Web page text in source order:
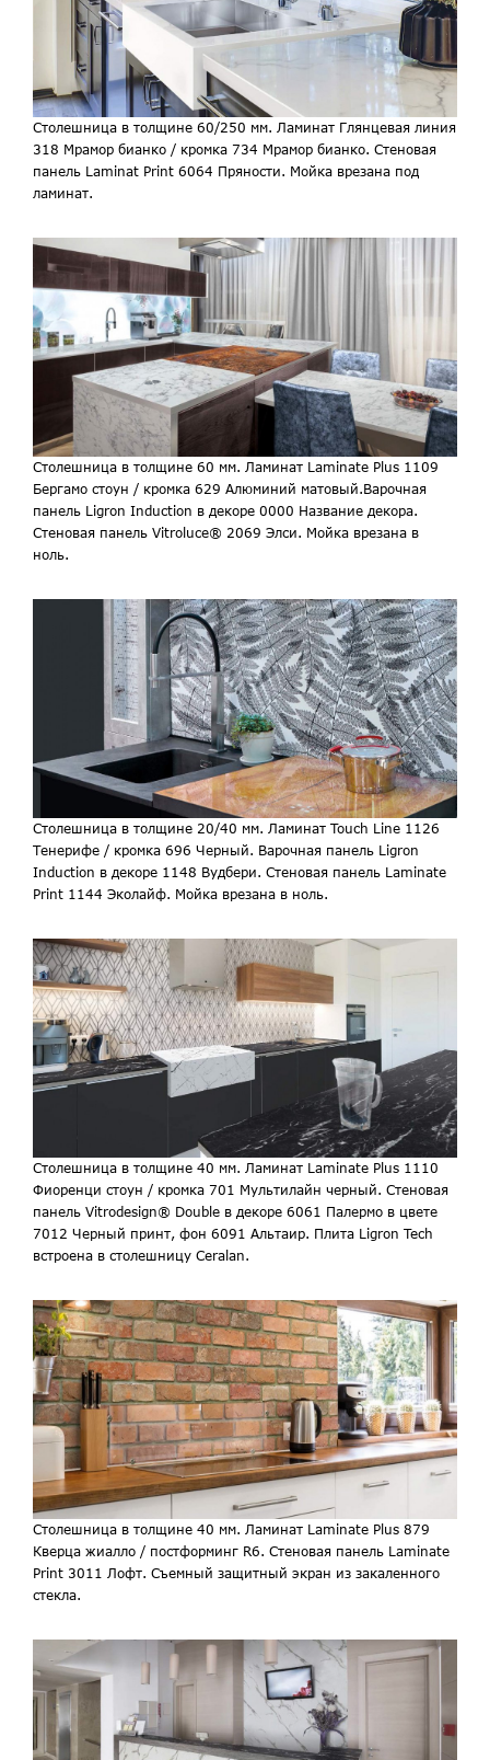
Столешница в толщине 60/250 мм. Ламинат Глянцевая линия
318 Мрамор бианко / кромка 734 Мрамор бианко. Стеновая
панель Laminat Print 6064 Пряности. Мойка врезана под
ламинат.
Столешница в толщине 60 мм. Ламинат Laminate Plus 1109
Бергамо стоун / кромка 629 Алюминий матовый.Варочная
панель Ligron Induction в декоре 0000 Название декора.
Стеновая панель Vitroluce® 2069 Элси. Мойка врезана в
ноль.
Столешница в толщине 20/40 мм. Ламинат Touch Line 1126
Тенерифе / кромка 696 Черный. Варочная панель Ligron
Induction в декоре 1148 Вудбери. Стеновая панель Laminate
Print 1144 Эколайф. Мойка врезана в ноль.
Столешница в толщине 40 мм. Ламинат Laminate Plus 1110
Фиоренци стоун / кромка 701 Мультилайн черный. Стеновая
панель Vitrodesign® Double в декоре 6061 Палермо в цвете
7012 Черный принт, фон 6091 Альтаир. Плита Ligron Tech
встроена в столешницу Ceralan.
Столешница в толщине 40 мм. Ламинат Laminate Plus 879
Кверца жиалло / постформинг R6. Стеновая панель Laminate
Print 3011 Лофт. Съемный защитный экран из закаленного
стекла.